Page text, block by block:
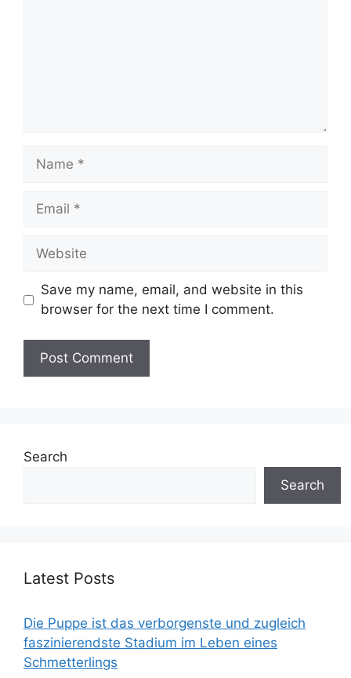
Name
Email
Website
Save my name, email, and website in this
browser for the next time I comment.
Search
Search
Latest Posts
Die Puppe ist das verborgenste und zugleich
faszinierendste Stadium im Leben eines
Schmetterlings